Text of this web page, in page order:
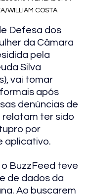
WILLIAM COSTA
Defesa dos
da Câmara
pela
Silva
vai tomar
após
denúncias de
relatam ter sido
por
aplicativo.
o BuzzFeed teve
de dados da
Ao buscarem